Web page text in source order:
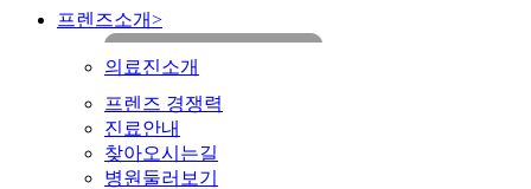
프렌즈소개>
의료진소개
프렌즈 경쟁력
진료안내
찾아오시는길
병원둘러보기